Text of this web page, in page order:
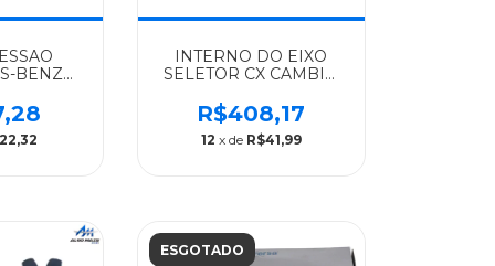
BENZ
INTERNO DO EIXO
SELETOR CX CAMBIO
ALGOMAIS TODOS C/
CAMBIO G60/G85/1620
- 9702600654
R$408,17
12 x de R$41,99
ESGOTADO